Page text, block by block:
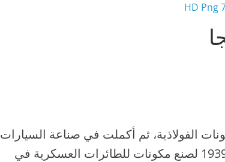
الفولاذية، ثم أكملت في صناعة السيارات
لاحقًا وفقًا لتصميمها الخاص، وتأسست في عام 1939 لصنع مكونات للطائرات العسكرية في